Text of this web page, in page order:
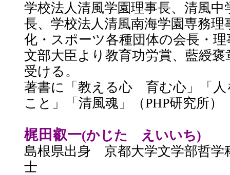
学校法人清風学園理事長、清風中
長、学校法人清風南海学園専務
化・スポーツ各種団体の会長・
文部大臣より教育功労賞、藍綬
受ける。
著書に「教える心 育む心」「人
こと」「清風魂」（PHP研究所
梶田叡一(かじた えいいち)
島根県出身 京都大学文学部哲
士